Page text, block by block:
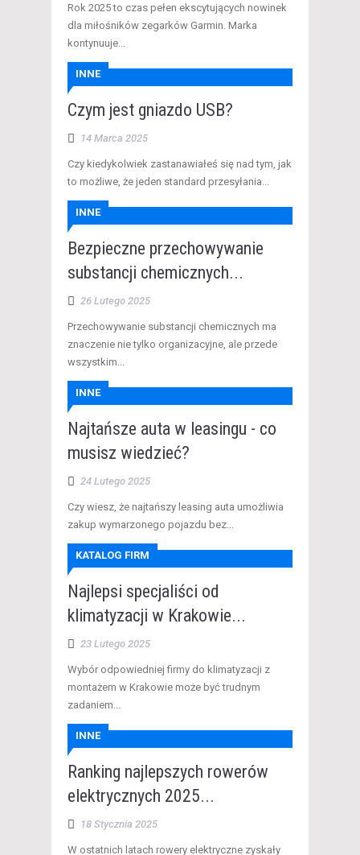
Rok 2025 to czas pełen ekscytujących nowinek
dla miłośników zegarków Garmin. Marka
kontynuuje...
INNE
Czym jest gniazdo USB?
14 Marca 2025
Czy kiedykolwiek zastanawiałeś się nad tym, jak
to możliwe, że jeden standard przesyłania...
INNE
Bezpieczne przechowywanie
substancji chemicznych...
26 Lutego 2025
Przechowywanie substancji chemicznych ma
znaczenie nie tylko organizacyjne, ale przede
wszystkim...
INNE
Najtańsze auta w leasingu - co
musisz wiedzieć?
24 Lutego 2025
Czy wiesz, że najtańszy leasing auta umożliwia
zakup wymarzonego pojazdu bez...
KATALOG FIRM
Najlepsi specjaliści od
klimatyzacji w Krakowie...
23 Lutego 2025
Wybór odpowiedniej firmy do klimatyzacji z
montażem w Krakowie może być trudnym
zadaniem...
INNE
Ranking najlepszych rowerów
elektrycznych 2025...
18 Stycznia 2025
W ostatnich latach rowery elektryczne zyskały